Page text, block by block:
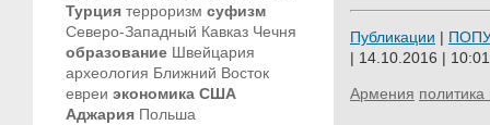
Турция терроризм суфизм
Северо-Западный Кавказ Чечня
образование Швейцария
археология Ближний Восток
евреи экономика США
Аджария Польша
Публикации |
| 14.10.2016 | 10:01
Армения